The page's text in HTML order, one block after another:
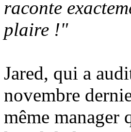
raconte
plaire !"
Jared, qui a
novembre
même manager